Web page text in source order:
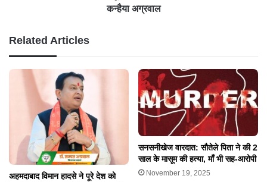
कन्हैया अग्रवाल
Related Articles
अहमदाबाद विमान हादसे ने पूरे देश को
सनसनीखेज वारदात: सौतेले पिता ने की 2
साल के मासूम की हत्या, माँ भी सह-आरोपी
November 19, 2025